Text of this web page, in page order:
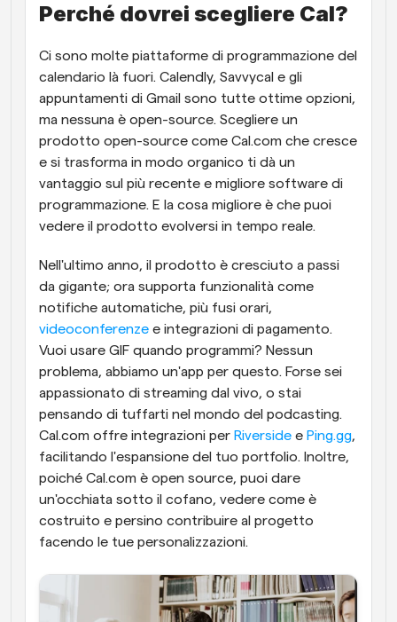
Perché dovrei scegliere Cal?
Ci sono molte piattaforme di programmazione del
calendario là fuori. Calendly, Savvycal e gli
appuntamenti di Gmail sono tutte ottime opzioni,
ma nessuna è open-source. Scegliere un
prodotto open-source come Cal.com che cresce
e si trasforma in modo organico ti dà un
vantaggio sul più recente e migliore software di
programmazione. E la cosa migliore è che puoi
vedere il prodotto evolversi in tempo reale.
Nell'ultimo anno, il prodotto è cresciuto a passi
da gigante; ora supporta funzionalità come
videoconferenze e integrazioni di pagamento.
Vuoi usare GIF quando programmi? Nessun
problema, abbiamo un'app per questo. Forse sei
appassionato di streaming dal vivo, o stai
pensando di tuffarti nel mondo del podcasting.
Cal.com offre integrazioni per Riverside e Ping.gg,
facilitando l'espansione del tuo portfolio. Inoltre,
poiché Cal.com è open source, puoi dare
un'occhiata sotto il cofano, vedere come è
costruito e persino contribuire al progetto
facendo le tue personalizzazioni.